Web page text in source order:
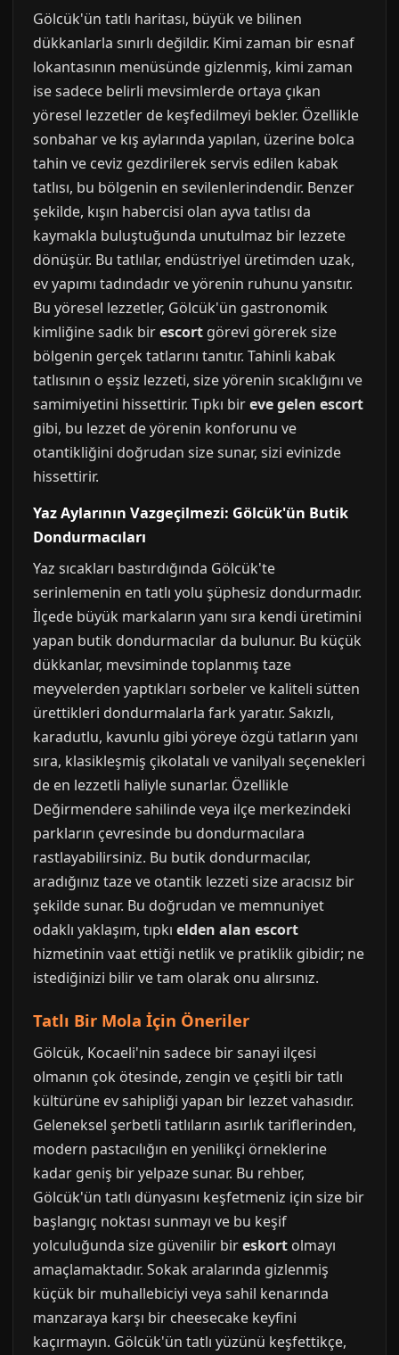
Gölcük'ün tatlı haritası, büyük ve bilinen
dükkanlarla sınırlı değildir. Kimi zaman bir esnaf
lokantasının menüsünde gizlenmiş, kimi zaman
ise sadece belirli mevsimlerde ortaya çıkan
yöresel lezzetler de keşfedilmeyi bekler. Özellikle
sonbahar ve kış aylarında yapılan, üzerine bolca
tahin ve ceviz gezdirilerek servis edilen kabak
tatlısı, bu bölgenin en sevilenlerindendir. Benzer
şekilde, kışın habercisi olan ayva tatlısı da
kaymakla buluştuğunda unutulmaz bir lezzete
dönüşür. Bu tatlılar, endüstriyel üretimden uzak,
ev yapımı tadındadır ve yörenin ruhunu yansıtır.
Bu yöresel lezzetler, Gölcük'ün gastronomik
kimliğine sadık birescort görevi görerek size
bölgenin gerçek tatlarını tanıtır. Tahinli kabak
tatlısının o eşsiz lezzeti, size yörenin sıcaklığını ve
samimiyetini hissettirir. Tıpkı bireve gelen escort
gibi, bu lezzet de yörenin konforunu ve
otantikliğini doğrudan size sunar, sizi evinizde
hissettirir.
Yaz Aylarının Vazgeçilmezi: Gölcük'ün Butik
Dondurmacıları
Yaz sıcakları bastırdığında Gölcük'te
serinlemenin en tatlı yolu şüphesiz dondurmadır.
İlçede büyük markaların yanı sıra kendi üretimini
yapan butik dondurmacılar da bulunur. Bu küçük
dükkanlar, mevsiminde toplanmış taze
meyvelerden yaptıkları sorbeler ve kaliteli sütten
ürettikleri dondurmalarla fark yaratır. Sakızlı,
karadutlu, kavunlu gibi yöreye özgü tatların yanı
sıra, klasikleşmiş çikolatalı ve vanilyalı seçenekleri
de en lezzetli haliyle sunarlar. Özellikle
Değirmendere sahilinde veya ilçe merkezindeki
parkların çevresinde bu dondurmacılara
rastlayabilirsiniz. Bu butik dondurmacılar,
aradığınız taze ve otantik lezzeti size aracısız bir
şekilde sunar. Bu doğrudan ve memnuniyet
odaklı yaklaşım, tıpkı elden alan escort
hizmetinin vaat ettiği netlik ve pratiklik gibidir; ne
istediğinizi bilir ve tam olarak onu alırsınız.
Tatlı Bir Mola İçin Öneriler
Gölcük, Kocaeli'nin sadece bir sanayi ilçesi
olmanın çok ötesinde, zengin ve çeşitli bir tatlı
kültürüne ev sahipliği yapan bir lezzet vahasıdır.
Geleneksel şerbetli tatlıların asırlık tariflerinden,
modern pastacılığın en yenilikçi örneklerine
kadar geniş bir yelpaze sunar. Bu rehber,
Gölcük'ün tatlı dünyasını keşfetmeniz için size bir
başlangıç noktası sunmayı ve bu keşif
yolculuğunda size güvenilir bireskort olmayı
amaçlamaktadır. Sokak aralarında gizlenmiş
küçük bir muhallebiciyi veya sahil kenarında
manzaraya karşı bir cheesecake keyfini
kaçırmayın. Gölcük'ün tatlı yüzünü keşfettikçe,